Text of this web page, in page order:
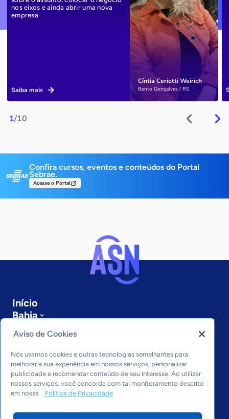
1/10
Cíntia Ceriotti Weirich
Bento Gonçalves / RS
nos eixos e ainda abrir uma nova
empresa
Saiba mais
Confira cursos, eventos e conteúdos do Portal
Sebrae.
Acesse o Portal
Início
Bahia
Sobre a ASN
Últimas notícias
Entre em contato
Editorias
Economia & Política
Inovação & Tecnologia
Cultura empreendedora
Aviso de Cookies
Nós usamos cookies e outras tecnologias semelhantes para
melhorar a sua experiência em nossos serviços, personalizar
publicidade e recomendar conteúdo de seu interesse. Ao utilizar
nossos serviços, você concorda com tal monitoramento descrito
em nossa
Política de Privacidade